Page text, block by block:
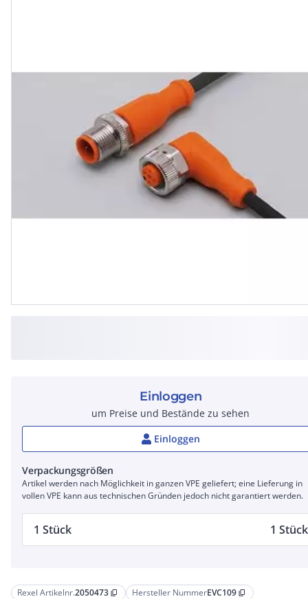
Rexel Artikelnr.2050473 content_copy Hersteller NummerEVC109 content_copy
Einloggen
um Preise und Bestände zu sehen
Einloggen
Verpackungsgrößen
Artikel werden nach Möglichkeit in ganzen VPE geliefert; eine Lieferung in
vollen VPE kann aus technischen Gründen jedoch nicht garantiert werden.
1 Stück 1 Stück